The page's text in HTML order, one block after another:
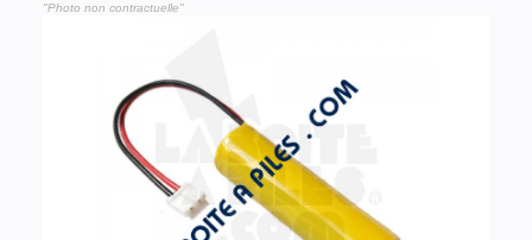
"Photo non contractuelle"